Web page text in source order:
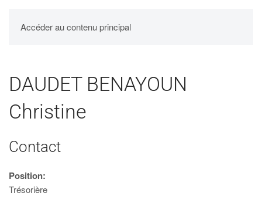
Accéder au contenu principal
UPBM
DAUDET BENAYOUN
Christine
Contact
Position:
Trésorière